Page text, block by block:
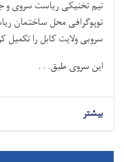
تیم تخنیکی ریاست سروی
توپوگرافی محل ساختمان
سروبی ولایت کابل را تکمیل
این سروی طبق. . .
بیشتر